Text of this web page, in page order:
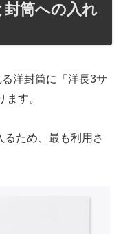
封筒への入れ
洋封筒に「洋長3サ
す。
ため、最も利用さ